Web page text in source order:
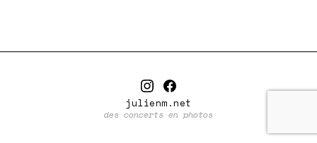
julienm.net
des concerts en photos